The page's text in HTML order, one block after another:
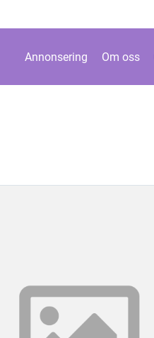
Annonsering Om oss